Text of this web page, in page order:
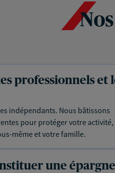
professionnels et
indépendants. Nous bâtissons
pour protéger votre activité,
même et votre famille.
une épargne